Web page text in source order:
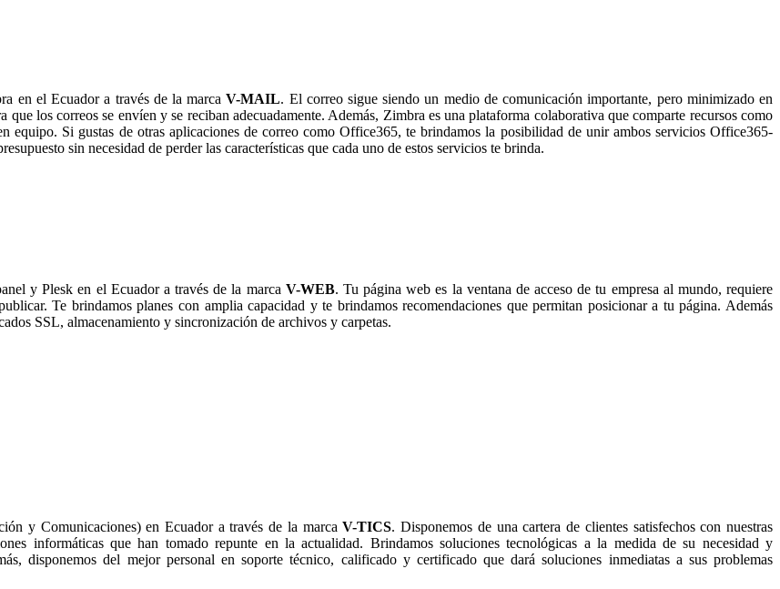
en el Ecuador a través de la marcaV-MAIL. El correo sigue siendo un medio de comunicación importante, pero minimizado en
los correos se envíen y se reciban adecuadamente. Además, Zimbra es una plataforma colaborativa que comparte recursos como
equipo. Si gustas de otras aplicaciones de correo como Office365, te brindamos la posibilidad de unir ambos servicios Office365-
sin necesidad de perder las características que cada uno de estos servicios te brinda.
y Plesk en el Ecuador a través de la marca V-WEB. Tu página web es la ventana de acceso de tu empresa al mundo, requiere
Te brindamos planes con amplia capacidad y te brindamos recomendaciones que permitan posicionar a tu página. Además
SSL, almacenamiento y sincronización de archivos y carpetas.
y Comunicaciones) en Ecuador a través de la marcaV-TICS. Disponemos de una cartera de clientes satisfechos con nuestras
informáticas que han tomado repunte en la actualidad. Brindamos soluciones tecnológicas a la medida de su necesidad y
disponemos del mejor personal en soporte técnico, calificado y certificado que dará soluciones inmediatas a sus problemas